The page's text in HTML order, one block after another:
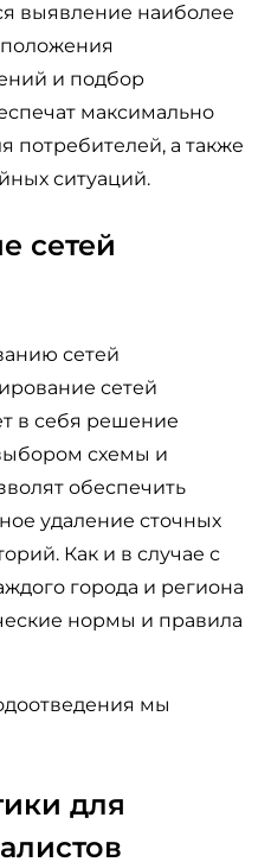
выявление наиболее
и подбор
максимально
потребителей, а также
ситуаций.
сетей
сетей
сетей
в себя решение
схемы и
обеспечить
удаление сточных
Как и в случае с
города и региона
нормы и правила
мы
для